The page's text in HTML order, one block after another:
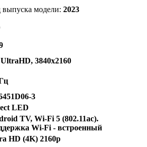
выпуска модели:2023
3840x2160
3
LED
TV, Wi-Fi 5 (802.11ac).
Wi-Fi - встроенный
HD (4K) 2160p